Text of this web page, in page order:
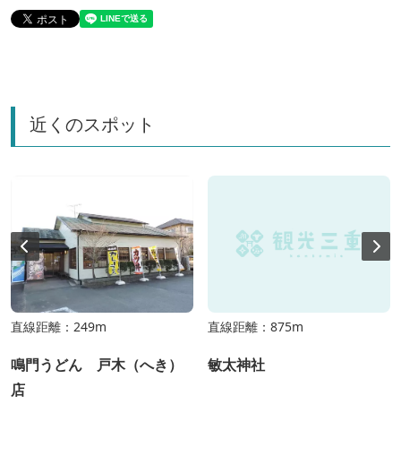
近くのスポット
直線距離：249m
鳴門うどん 戸木（へき）
店
直線距離：875m
敏太神社